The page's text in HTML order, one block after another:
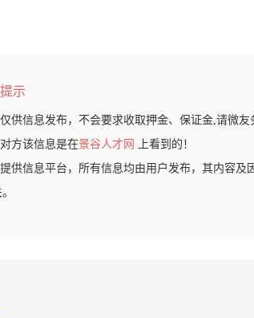
示
供信息发布，不会要求收取押金、保证金,请微友
方该信息是在景谷人才网
上看到的！
供信息平台，所有信息均由用户发布，其内容及